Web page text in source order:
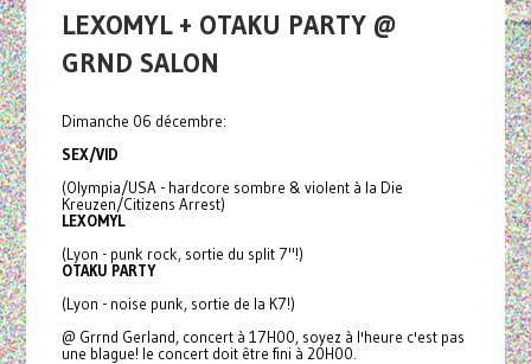
LEXOMYL + OTAKU PARTY @
GRND SALON
Dimanche 06 décembre:
SEX/VID
(Olympia/USA - hardcore sombre & violent à la Die
Kreuzen/Citizens Arrest)
LEXOMYL
(Lyon - punk rock, sortie du split 7"!)
OTAKU PARTY
(Lyon - noise punk, sortie de la K7!)
@ Grrnd Gerland, concert à 17H00, soyez à l'heure c'est pas
une blague! le concert doit être fini à 20H00.